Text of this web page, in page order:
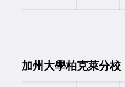
加州大學柏克萊分校